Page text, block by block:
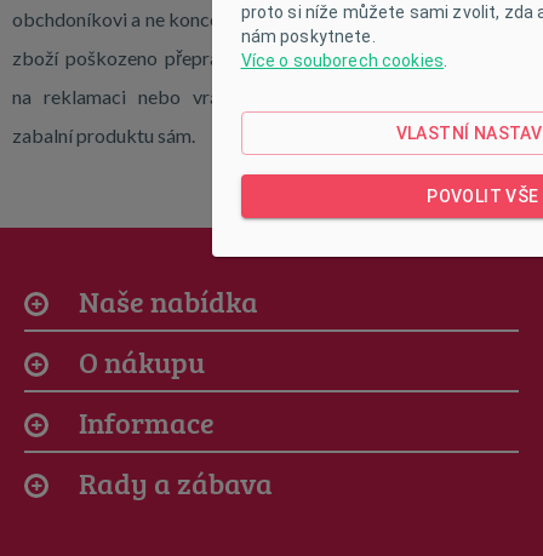
obchdoníkovi a ne koncovému zákazníkovi. V případě, že bude
zboží poškozeno přepravou nebudeme schopni ulatnit nárok
na reklamaci nebo vrácení peněz. Zákazník odpovídá za
zabalní produktu sám.
Naše nabídka
O nákupu
Informace
Rady a zábava
proto si níže můžete sami zvolit, zda
nám poskytnete.
Více o souborech cookies
VLASTNÍ
POVOLIT VŠE